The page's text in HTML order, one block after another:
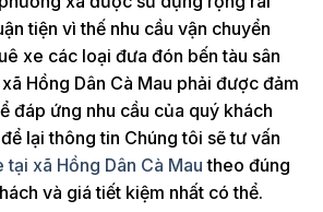
tiện vì thế nhu cầu vận chuyển
xe các loại đưa đón bến tàu sân
Hồng Dân Cà Mau phải được đảm
đáp ứng nhu cầu của quý khách
lại thông tin Chúng tôi sẽ tư vấn
tại xã Hồng Dân Cà Mau theo đúng
và giá tiết kiệm nhất có thể.